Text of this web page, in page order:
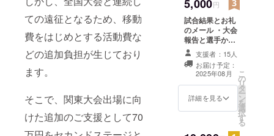
ての遠征となるため、移動
費をはじめとする活動費な
どの追加負担が生じており
ます。
そこで、関東大会出場に向
けた追加のご支援として70
都少年少女
大会 女子
チーム 優
勝
第37回全国
小学生ハン
ドボール大
会 女子
チーム 優
のURLよりアク
セスして頂く方
法になりま
す。）
5,000円
試合結果とお礼
のメール ・大会
報告と選手から
のメッセージ動
画（約3分）
（提供方法：ご
希望のEmailア
ドレス宛にメー
ルにてURLを記
支援者：15人
お届け予定：
2025年08月
詳細を見る
こ
の
リ
タ
ー
ン
を
選
択
す
る